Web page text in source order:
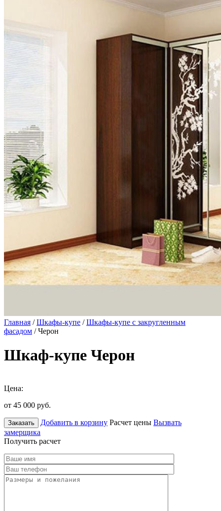
Главная /Шкафы-купе /Шкафы-купе с закругленным
фасадом / Черон
Шкаф-купе Черон
Цена:
от 45 000 руб.
Заказать Добавить в корзину Расчет цены Вызвать
замерщика
Получить расчет